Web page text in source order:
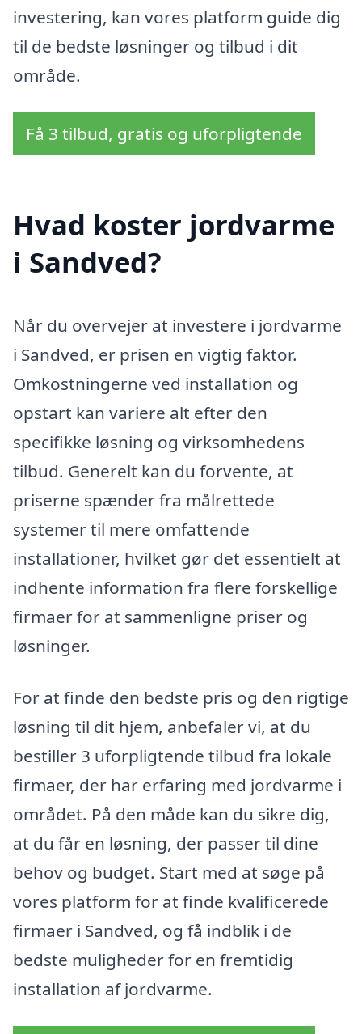
investering, kan vores platform guide dig
til de bedste løsninger og tilbud i dit
område.
Få 3 tilbud, gratis og uforpligtende
Hvad koster jordvarme
i Sandved?
Når du overvejer at investere i jordvarme
i Sandved, er prisen en vigtig faktor.
Omkostningerne ved installation og
opstart kan variere alt efter den
specifikke løsning og virksomhedens
tilbud. Generelt kan du forvente, at
priserne spænder fra målrettede
systemer til mere omfattende
installationer, hvilket gør det essentielt at
indhente information fra flere forskellige
firmaer for at sammenligne priser og
løsninger.
For at finde den bedste pris og den rigtige
løsning til dit hjem, anbefaler vi, at du
bestiller 3 uforpligtende tilbud fra lokale
firmaer, der har erfaring med jordvarme i
området. På den måde kan du sikre dig,
at du får en løsning, der passer til dine
behov og budget. Start med at søge på
vores platform for at finde kvalificerede
firmaer i Sandved, og få indblik i de
bedste muligheder for en fremtidig
installation af jordvarme.